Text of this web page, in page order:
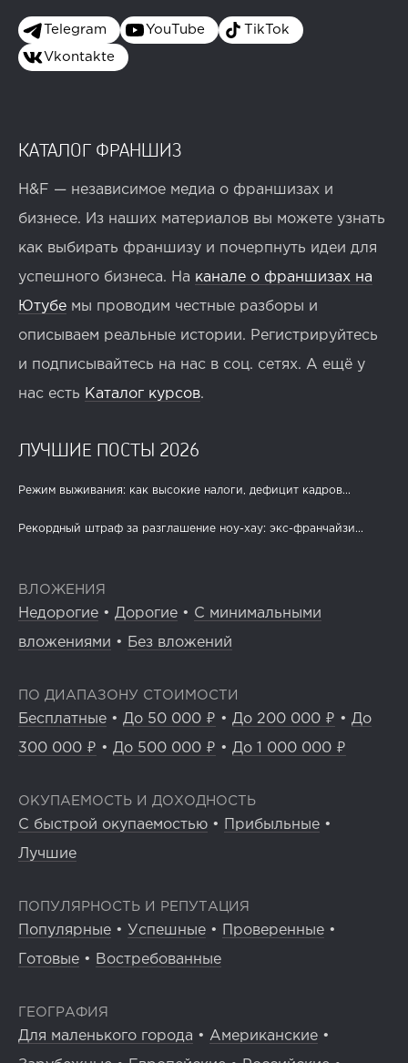
Telegram YouTube TikTok
Vkontakte
КАТАЛОГ ФРАНШИЗ
H&F — независимое медиа о франшизах и
бизнесе. Из наших материалов вы можете узнать
как выбирать франшизу и почерпнуть идеи для
успешного бизнеса. На канале о франшизах на
Ютубе мы проводим честные разборы и
описываем реальные истории. Регистрируйтесь
и подписывайтесь на нас в соц. сетях. А ещё у
нас есть Каталог курсов.
ЛУЧШИЕ ПОСТЫ 2026
Режим выживания: как высокие налоги, дефицит кадров...
Рекордный штраф за разглашение ноу-хау: экс-франчайзи...
ВЛОЖЕНИЯ
Недорогие • Дорогие • С минимальными
вложениями • Без вложений
ПО ДИАПАЗОНУ СТОИМОСТИ
Бесплатные • До 50 000 ₽ • До 200 000 ₽ • До
300 000 ₽ • До 500 000 ₽ • До 1 000 000 ₽
ОКУПАЕМОСТЬ И ДОХОДНОСТЬ
С быстрой окупаемостью • Прибыльные •
Лучшие
ПОПУЛЯРНОСТЬ И РЕПУТАЦИЯ
Популярные • Успешные • Проверенные •
Готовые • Востребованные
ГЕОГРАФИЯ
Для маленького города • Американские •